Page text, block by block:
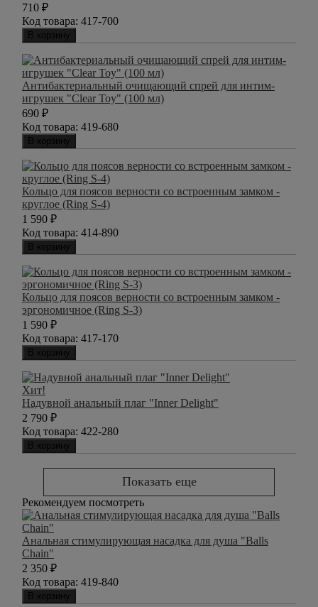
710 ₽
Код товара: 417-700
В корзину
Антибактериальный очищающий спрей для интим-
игрушек "Clear Toy" (100 мл)
690 ₽
Код товара: 419-680
В корзину
Кольцо для поясов верности со встроенным замком -
круглое (Ring S-4)
1 590 ₽
Код товара: 414-890
В корзину
Кольцо для поясов верности со встроенным замком -
эргономичное (Ring S-3)
1 590 ₽
Код товара: 417-170
В корзину
Хит!
Надувной анальный плаг "Inner Delight"
2 790 ₽
Код товара: 422-280
В корзину
Показать еще
Рекомендуем посмотреть
Анальная стимулирующая насадка для душа "Balls
Chain"
2 350 ₽
Код товара: 419-840
В корзину